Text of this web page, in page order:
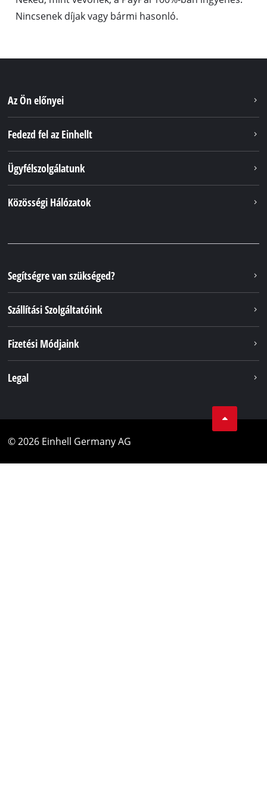
Nincsenek díjak vagy bármi hasonló.
Az Ön előnyei
Fedezd fel az Einhellt
Ügyfélszolgálatunk
Közösségi Hálózatok
Segítségre van szükséged?
Szállítási Szolgáltatóink
Fizetési Módjaink
Legal
© 2026 Einhell Germany AG